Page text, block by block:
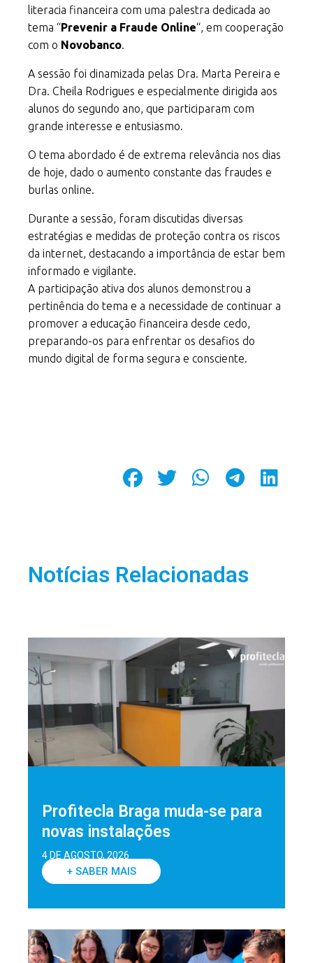
literacia financeira com uma palestra dedicada ao
tema “Prevenir a Fraude Online“, em cooperação
com o Novobanco.
A sessão foi dinamizada pelas Dra. Marta Pereira e
Dra. Cheila Rodrigues e especialmente dirigida aos
alunos do segundo ano, que participaram com
grande interesse e entusiasmo.
O tema abordado é de extrema relevância nos dias
de hoje, dado o aumento constante das fraudes e
burlas online.
Durante a sessão, foram discutidas diversas
estratégias e medidas de proteção contra os riscos
da internet, destacando a importância de estar bem
informado e vigilante.
A participação ativa dos alunos demonstrou a
pertinência do tema e a necessidade de continuar a
promover a educação financeira desde cedo,
preparando-os para enfrentar os desafios do
mundo digital de forma segura e consciente.
Notícias Relacionadas
Profitecla Braga muda-se para
novas instalações
4 DE AGOSTO, 2026
+ SABER MAIS